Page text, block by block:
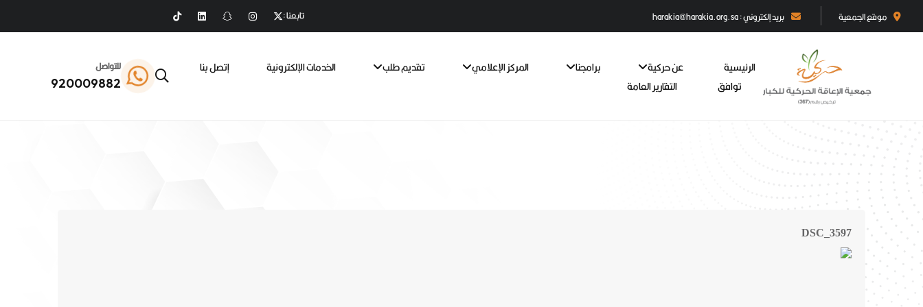
موقع الجمعية بريد إلكتروني : harakia@harakia.org.sa تابعنا :
الرئيسية عن حركية برامجنا المركز الإعلامي تقديم طلب الخدمات الإلكترونية
إتصل بنا
توافق
التقارير العامة
للتواصل
920009882
DSC_3597